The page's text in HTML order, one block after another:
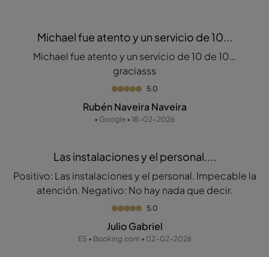
Michael fue atento y un servicio de 10...
Michael fue atento y un servicio de 10 de 10…
graciasss
5.0
Rubén Naveira Naveira
• Google • 18-02-2026
Las instalaciones y el personal....
Positivo: Las instalaciones y el personal. Impecable la
atención. Negativo: No hay nada que decir.
5.0
Julio Gabriel
ES • Booking.com • 02-02-2026